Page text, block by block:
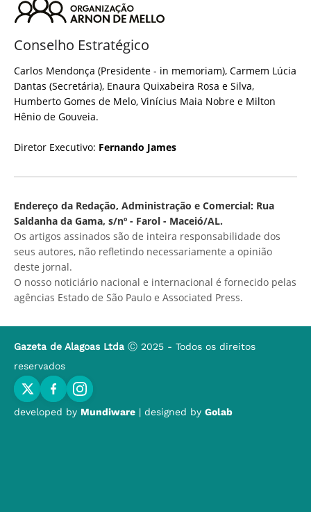
Conselho Estratégico
Carlos Mendonça (Presidente - in memoriam), Carmem Lúcia
Dantas (Secretária), Enaura Quixabeira Rosa e Silva,
Humberto Gomes de Melo, Vinícius Maia Nobre e Milton
Hênio de Gouveia.
Diretor Executivo: Fernando James
Endereço da Redação, Administração e Comercial: Rua
Saldanha da Gama, s/nº - Farol - Maceió/AL.
Os artigos assinados são de inteira responsabilidade dos
seus autores, não refletindo necessariamente a opinião
deste jornal.
O nosso noticiário nacional e internacional é fornecido pelas
agências Estado de São Paulo e Associated Press.
Gazeta de Alagoas Ltda Ⓒ 2025 - Todos os direitos
reservados
developed by Mundiware | designed by Golab